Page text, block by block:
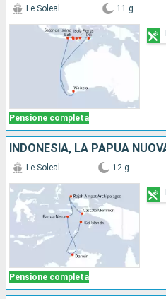
Pensione completa
Le Soleal 11 g
Pensione completa
Le Soleal 12 g